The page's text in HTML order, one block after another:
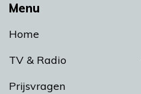
Menu
Home
TV & Radio
Prijsvragen